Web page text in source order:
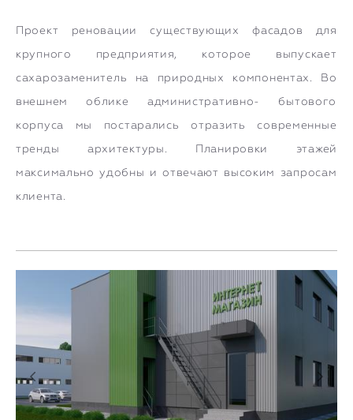
Проект реновации существующих фасадов для
крупного предприятия, которое выпускает
сахарозаменитель на природных компонентах. Во
внешнем облике административно- бытового
корпуса мы постарались отразить современные
тренды архитектуры. Планировки этажей
максимально удобны и отвечают высоким запросам
клиента.